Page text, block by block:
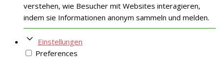
verstehen, wie Besucher mit Websites interagieren,
indem sie Informationen anonym sammeln und melden.
Einstellungen
Preferences